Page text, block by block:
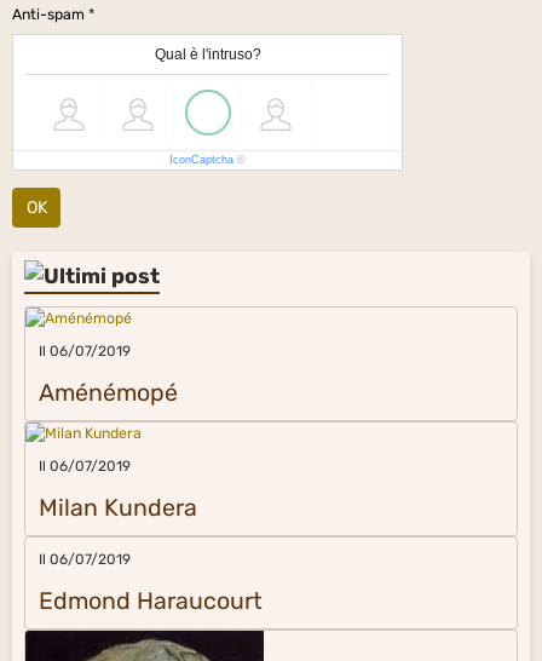
Anti-spam
Qual è l'intruso?
IconCaptcha ©
OK
Il 06/07/2019
Aménémopé
Il 06/07/2019
Milan Kundera
Il 06/07/2019
Edmond Haraucourt